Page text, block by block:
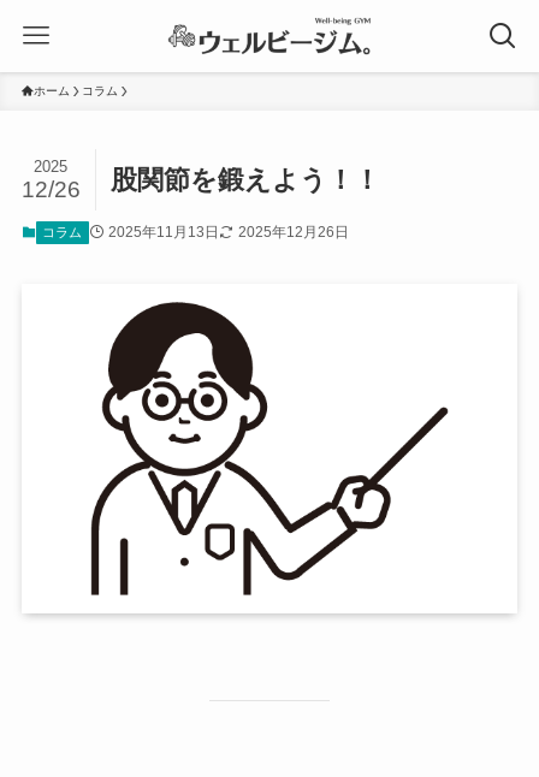
ホーム コラム
股関節を鍛えよう！！
2025
12/26
コラム 2025年11月13日 2025年12月26日